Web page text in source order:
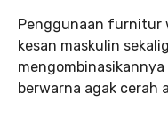
Penggunaan furnitur
kesan maskulin
berwarna agak cerah